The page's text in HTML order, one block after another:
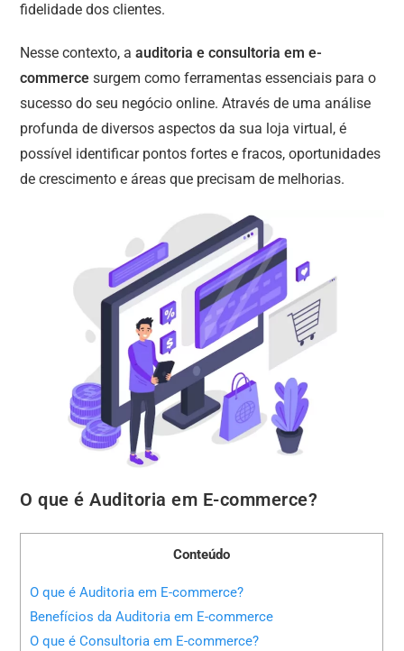
fidelidade dos clientes.
Nesse contexto, aauditoria e consultoria em e-
commerce surgem como ferramentas essenciais para o
sucesso do seu negócio online. Através de uma análise
profunda de diversos aspectos da sua loja virtual, é
possível identificar pontos fortes e fracos, oportunidades
de crescimento e áreas que precisam de melhorias.
O que é Auditoria em E-commerce?
Conteúdo
O que é Auditoria em E-commerce?
Benefícios da Auditoria em E-commerce
O que é Consultoria em E-commerce?